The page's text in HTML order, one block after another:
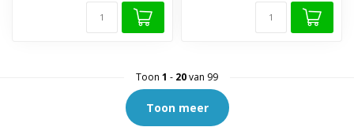
Toon 1 - 20van 99
Toon meer